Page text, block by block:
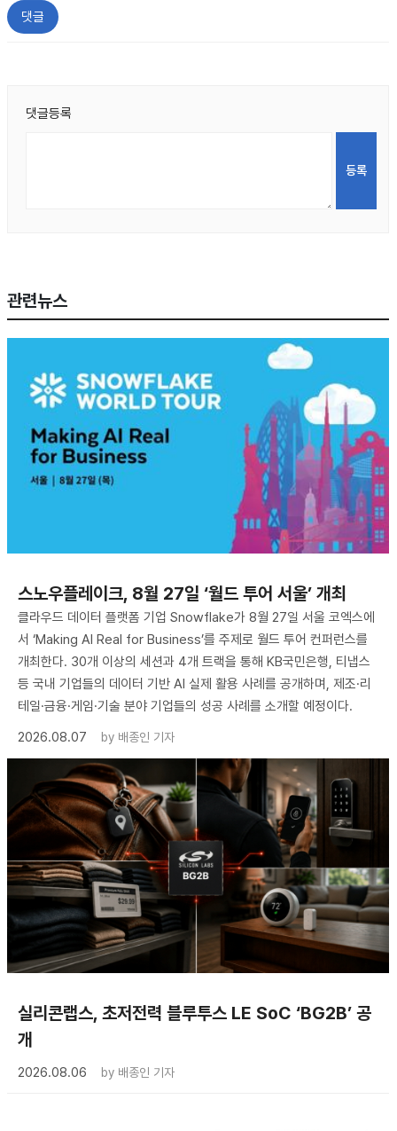
댓글
댓글등록
관련뉴스
스노우플레이크, 8월 27일 ‘월드 투어 서울’ 개최
클라우드 데이터 플랫폼 기업 Snowflake가 8월 27일 서울 코엑스에
서 ‘Making AI Real for Business’를 주제로 월드 투어 컨퍼런스를
개최한다. 30개 이상의 세션과 4개 트랙을 통해 KB국민은행, 티냅스
등 국내 기업들의 데이터 기반 AI 실제 활용 사례를 공개하며, 제조·리
테일·금융·게임·기술 분야 기업들의 성공 사례를 소개할 예정이다.
2026.08.07
by 배종인 기자
실리콘랩스, 초저전력 블루투스 LE SoC ‘BG2B’ 공
개
2026.08.06 by 배종인 기자